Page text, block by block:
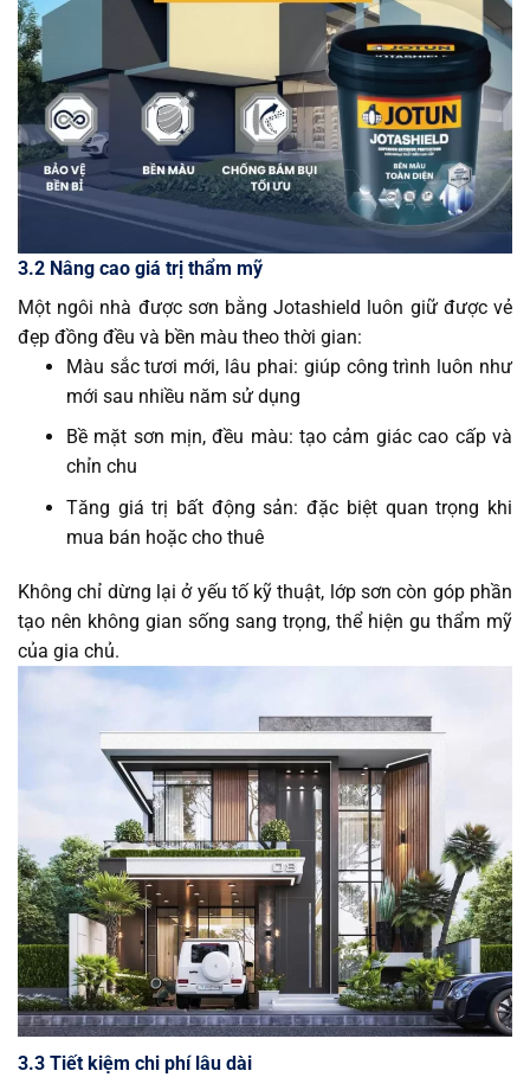
3.2 Nâng cao giá trị thẩm mỹ
Một ngôi nhà được sơn bằng Jotashield luôn giữ được vẻ
đẹp đồng đều và bền màu theo thời gian:
Màu sắc tươi mới, lâu phai: giúp công trình luôn như
mới sau nhiều năm sử dụng
Bề mặt sơn mịn, đều màu: tạo cảm giác cao cấp và
chỉn chu
Tăng giá trị bất động sản: đặc biệt quan trọng khi
mua bán hoặc cho thuê
Không chỉ dừng lại ở yếu tố kỹ thuật, lớp sơn còn góp phần
tạo nên không gian sống sang trọng, thể hiện gu thẩm mỹ
của gia chủ.
3.3 Tiết kiệm chi phí lâu dài